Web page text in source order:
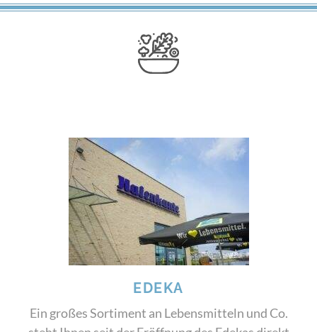
EDEKA
Ein großes Sortiment an Lebensmitteln und Co.